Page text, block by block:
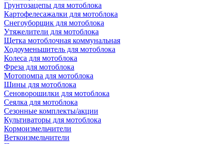
Грунтозацепы для мотоблока
Картофелесажалки для мотоблока
Снегоуборщик для мотоблока
Утяжелители для мотоблока
Щетка мотоблочная коммунальная
Ходоуменьшитель для мотоблока
Колеса для мотоблока
Фреза для мотоблока
Мотопомпа для мотоблока
Шины для мотоблока
Сеноворошилки для мотоблока
Сеялка для мотоблока
Сезонные комплекты/акции
Культиваторы для мотоблока
Кормоизмельчители
Веткоизмельчители